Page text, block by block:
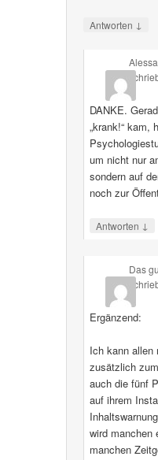
Antworten ↓
Alessa
DANKE.
„krank!“ kam,
um nicht nur
sondern auf
noch zur
Antworten ↓
Das
Ergänzend:
Ich kann allen
zusätzlich
auch die fünf
auf ihrem
wird manchen
manchen